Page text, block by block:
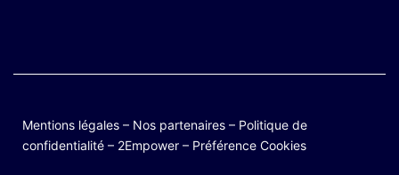
Mentions légales – Nos partenaires – Politique de
confidentialité – 2Empower – Préférence Cookies